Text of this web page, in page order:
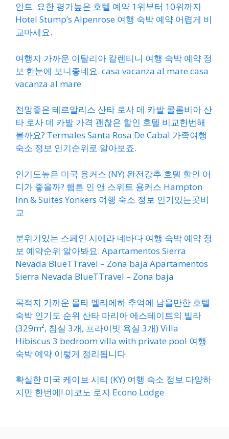
인트. 요한 평가높은 호텔 예약 1위부터 10위까지
Hotel Stump’s Alpenrose 여행 숙박 예약 어렵게 비
교마세요.
여행지 가까운 이탈리아 칼렌티니 여행 숙박 예약 정
보 한눈에 보니좋네요. casa vacanza al mare casa
vacanza al mare
전망좋은 테르말리스 산타 로사 데 카발 콜롬비아 산
타 로사 데 카발 가격 괜찮은 할인 호텔 비교한번해
볼까요? Termales Santa Rosa De Cabal 가족여행
숙소 정보 인기순위로 알아보죠.
인기도높은 미국 용커스 (NY) 완전강추 호텔 할인 어
디가 좋을까? 햄튼 인 앤 스위트 용커스 Hampton
Inn & Suites Yonkers 여행 숙소 정보 인기있는곳비
교
분위기있는 스페인 시에라 네바다 여행 숙박 예약 정
보 예약순위 알아봐요. Apartamentos Sierra
Nevada BlueTTravel – Zona baja Apartamentos
Sierra Nevada BlueTTravel – Zona baja
목적지 가까운 몰타 멜리에하 추억에 남을만한 호텔
숙박 인기도 순위 산타 마리아 에스테이트의 빌라
(329m², 침실 3개, 프라이빗 욕실 3개) Villa
Hibiscus 3 bedroom villa with private pool 여행
숙박 예약 이렇게 정리됩니다.
확실한 미국 케이브 시티 (KY) 여행 숙소 정보 다양하
지만 한번에! 이코노 로지 Econo Lodge